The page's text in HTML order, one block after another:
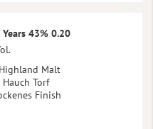
43% 0.20
Malt
Torf
Finish